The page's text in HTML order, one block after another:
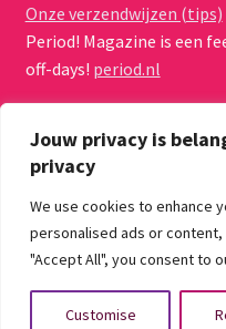
Jouw privacy is
privacy
We use cookies to enhance
personalised ads or content,
"Accept All", you consent to
Customise
Onze verzendwijzen (tips)
Period! Magazine is een
off-days! period.nl
© Menstruatiecups.nl 2026
Algemene voorwaarden